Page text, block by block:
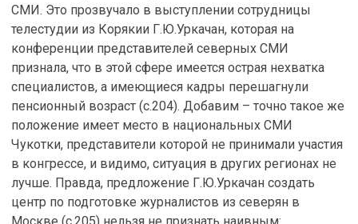
СМИ. Это прозвучало в выступлении сотрудницы
телестудии из Корякии Г.Ю.Уркачан, которая на
конференции представителей северных СМИ
признала, что в этой сфере имеется острая нехватка
специалистов, а имеющиеся кадры перешагнули
пенсионный возраст (с.204). Добавим – точно такое же
положение имеет место в национальных СМИ
Чукотки, представители которой не принимали участия
в конгрессе, и видимо, ситуация в других регионах не
лучше. Правда, предложение Г.Ю.Уркачан создать
центр по подготовке журналистов из северян в